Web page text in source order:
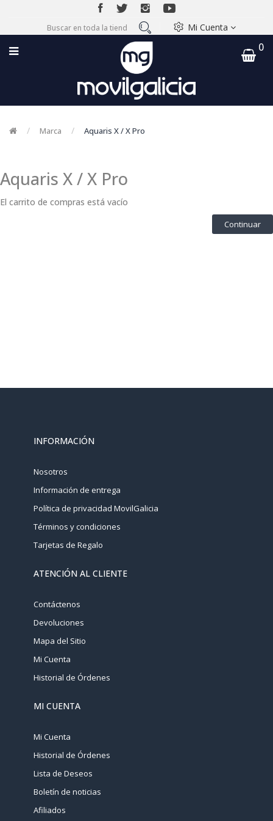
Mi Cuenta
0
Marca Aquaris X / X Pro
Aquaris X / X Pro
El carrito de compras está vacío
Continuar
INFORMACIÓN
Nosotros
Información de entrega
Política de privacidad MovilGalicia
Términos y condiciones
Tarjetas de Regalo
ATENCIÓN AL CLIENTE
Contáctenos
Devoluciones
Mapa del Sitio
Mi Cuenta
Historial de Órdenes
MI CUENTA
Mi Cuenta
Historial de Órdenes
Lista de Deseos
Boletín de noticias
Afiliados